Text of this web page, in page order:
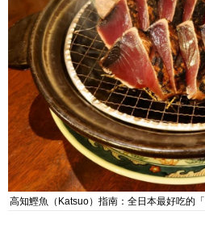
高知鰹魚（Katsuo）指南：全日本最好吃的